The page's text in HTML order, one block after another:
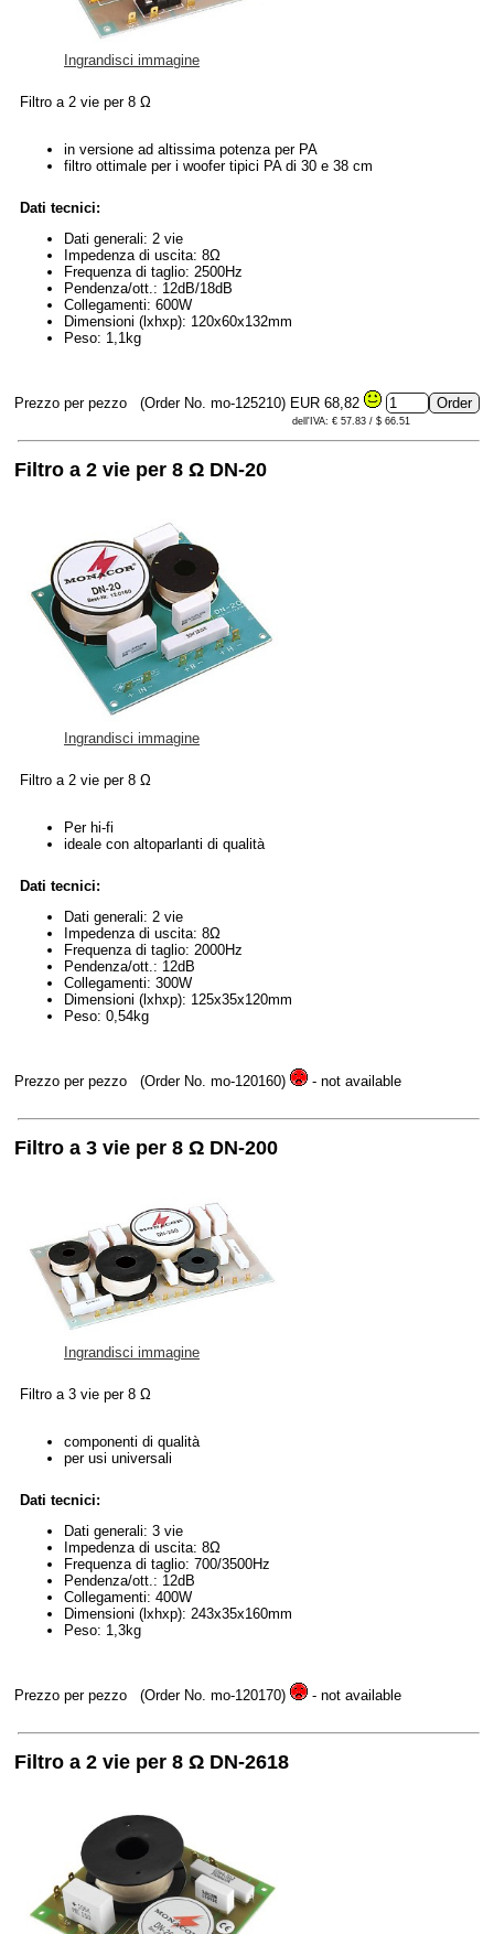
Ingrandisci immagine
Filtro a 2 vie per 8 Ω
in versione ad altissima potenza per PA
filtro ottimale per i woofer tipici PA di 30 e 38 cm
Dati tecnici:
Dati generali: 2 vie
Impedenza di uscita: 8Ω
Frequenza di taglio: 2500Hz
Pendenza/ott.: 12dB/18dB
Collegamenti: 600W
Dimensioni (lxhxp): 120x60x132mm
Peso: 1,1kg
Prezzo per pezzo (Order No. mo-125210) EUR 68,82
dell'IVA: € 57.83 / $ 66.51
Filtro a 2 vie per 8 Ω DN-20
Ingrandisci immagine
Filtro a 2 vie per 8 Ω
Per hi-fi
ideale con altoparlanti di qualità
Dati tecnici:
Dati generali: 2 vie
Impedenza di uscita: 8Ω
Frequenza di taglio: 2000Hz
Pendenza/ott.: 12dB
Collegamenti: 300W
Dimensioni (lxhxp): 125x35x120mm
Peso: 0,54kg
Prezzo per pezzo (Order No. mo-120160) - not available
Filtro a 3 vie per 8 Ω DN-200
Ingrandisci immagine
Filtro a 3 vie per 8 Ω
componenti di qualità
per usi universali
Dati tecnici:
Dati generali: 3 vie
Impedenza di uscita: 8Ω
Frequenza di taglio: 700/3500Hz
Pendenza/ott.: 12dB
Collegamenti: 400W
Dimensioni (lxhxp): 243x35x160mm
Peso: 1,3kg
Prezzo per pezzo (Order No. mo-120170) - not available
Filtro a 2 vie per 8 Ω DN-2618